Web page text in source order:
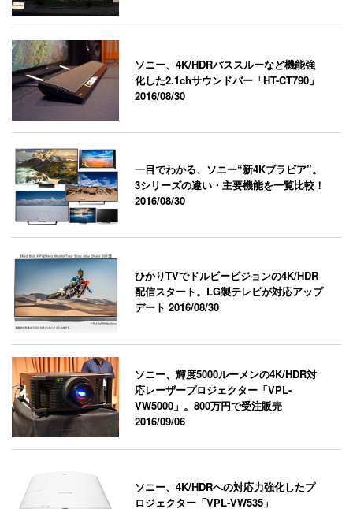
ソニー、4K/HDRパススルーなど機能強
化した2.1chサウンドバー「HT-CT790」
2016/08/30
一目でわかる、ソニー“新4Kブラビア”。
3シリーズの違い・主要機能を一覧比較！
2016/08/30
ひかりTVでドルビービジョンの4K/HDR
配信スタート。LG製テレビが対応アップ
デート2016/08/30
ソニー、輝度5000ルーメンの4K/HDR対
応レーザープロジェクター「VPL-
VW5000」。800万円で受注販売
2016/09/06
ソニー、4K/HDRへの対応力強化したプ
ロジェクター「VPL-VW535」